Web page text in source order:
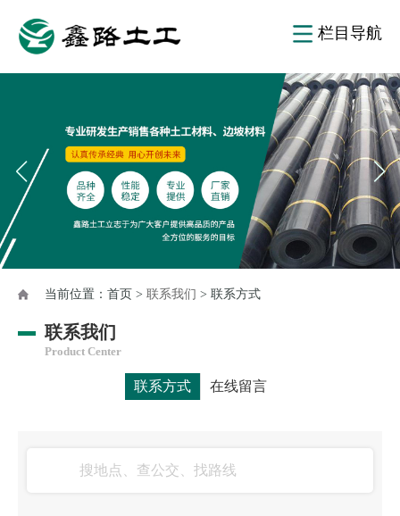
栏目导航
当前位置： 首页 > 联系我们 > 联系方式
联系我们
Product Center
联系方式 在线留言